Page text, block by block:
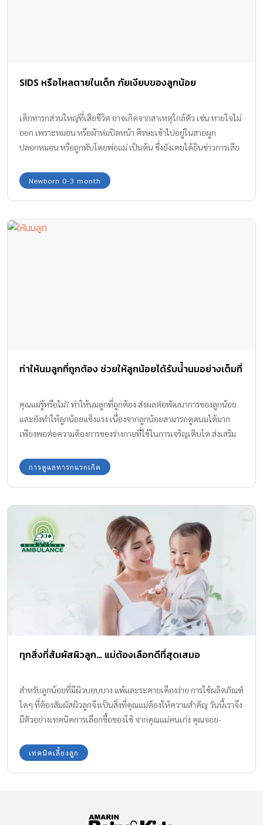
SIDS หรือไหลตายในเด็ก ภัยเงียบของลูกน้อย
เด็กทารกส่วนใหญ่ที่เสียชีวิต อาจเกิดจากสาเหตุใกล้ตัว เช่น หายใจไม่
ออก เพราะหมอน หรือผ้าห่มปิดหน้า ศีรษะเข้าไปอยู่ในสายผูก
ปลอกหมอน หรือถูกทับโดยพ่อแม่ เป็นต้น ซึ่งยังเคยได้ยินข่าวการเสีย
ป้องกันอาการ ไหลตายในเด็ก เพื่อไม่ให้ลูกน้อยเสียชีวิต
Newborn 0-3 month
ท่าให้นมลูกที่ถูกต้อง ช่วยให้ลูกน้อยได้รับน้ำนมอย่างเต็มที่
คุณแม่รู้หรือไม่? ท่าให้นมลูกที่ถูกต้อง ส่งผลต่อพัฒนาการของลูกน้อย
และยังทำให้ลูกน้อยแข็งแรง เนื่องจากลูกน้อยสามารถดูดนมได้มาก
เพียงพอต่อความต้องการของร่างกายที่ใช้ในการเจริญเติบโต ส่งเสริม
ชีวิตการดูแลทารกแรกเกิด
ทุกสิ่งที่สัมผัสผิวลูก… แม่ต้องเลือกดีที่สุดเสมอ
สำหรับลูกน้อยที่มีผิวบอบบาง แพ้และระคายเคืองง่าย การใช้ผลิตภัณฑ์
ใดๆ ที่ต้องสัมผัสผิวลูกจึงเป็นสิ่งที่คุณแม่ต้องให้ความสำคัญ วันนี้เราจึง
มีตัวอย่างเทคนิคการเลือกซื้อของใช้ จากคุณแม่คนเก่ง คุณจอย-
ฝากค่ะเทคนิคเลี้ยงลูก